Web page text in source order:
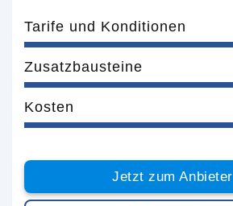
Tarife und Konditionen
Zusatzbausteine
Kosten
Jetzt zum Anbieter